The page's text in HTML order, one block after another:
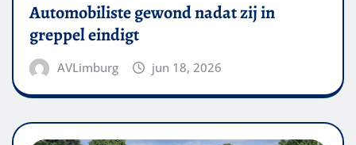
Automobiliste gewond nadat zij in
greppel eindigt
AVLimburg jun 18, 2026